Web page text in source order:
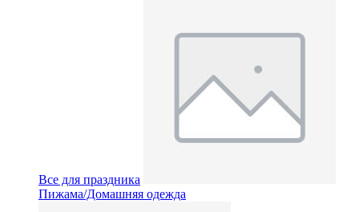
Все для праздника
Пижама/Домашняя одежда